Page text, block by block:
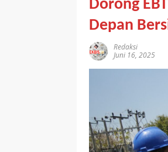
Dorong
Depan
Redaksi
Juni 16, 2025